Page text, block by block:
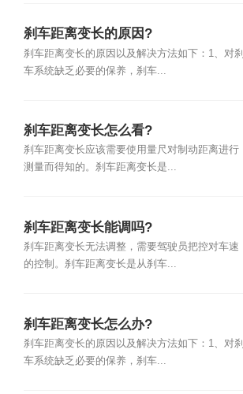
刹车距离变长的原因?
刹车距离变长的原因以及解决方法如下：1、对刹
车系统缺乏必要的保养，刹车...
刹车距离变长怎么看?
刹车距离变长应该需要使用量尺对制动距离进行
测量而得知的。刹车距离变长是...
刹车距离变长能调吗?
刹车距离变长无法调整，需要驾驶员把控对车速
的控制。刹车距离变长是从刹车...
刹车距离变长怎么办?
刹车距离变长的原因以及解决方法如下：1、对刹
车系统缺乏必要的保养，刹车...